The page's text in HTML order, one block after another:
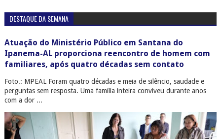
DESTAQUE DA SEMANA
Atuação do Ministério Público em Santana do
Ipanema-AL proporciona reencontro de homem com
familiares, após quatro décadas sem contato
Foto.: MPEAL Foram quatro décadas e meia de silêncio, saudade e
perguntas sem resposta. Uma família inteira conviveu durante anos
com a dor ...